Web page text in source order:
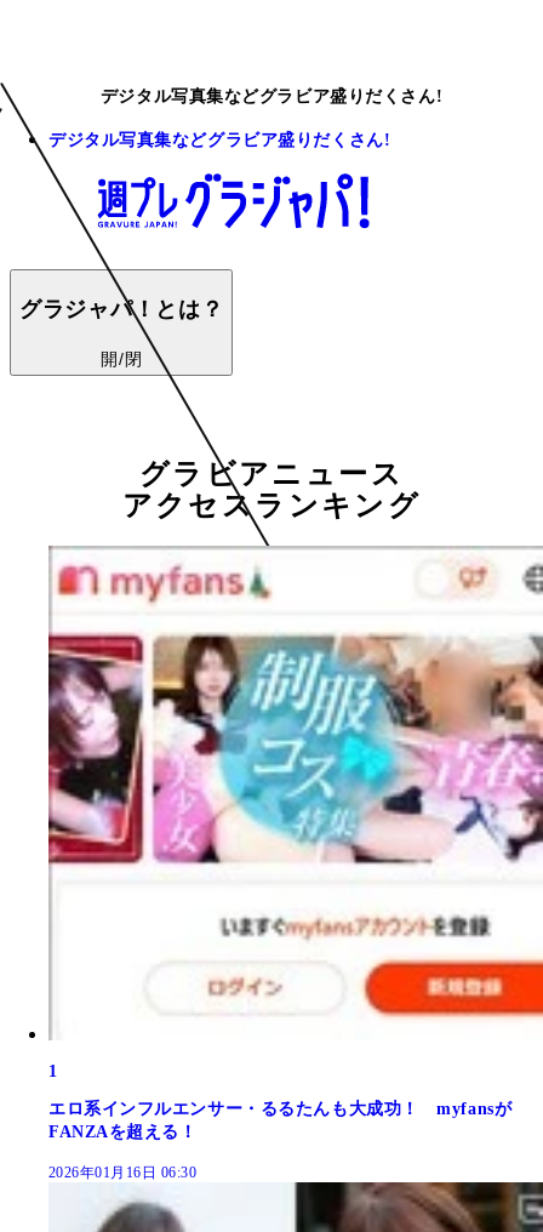
デジタル写真集などグラビア盛りだくさん!
デジタル写真集などグラビア盛りだくさん!
グラジャパ！とは？
開/閉
グラビアニュース
アクセスランキング
1
エロ系インフルエンサー・るるたんも大成功！ myfansが
FANZAを超える！
2026年01月16日 06:30